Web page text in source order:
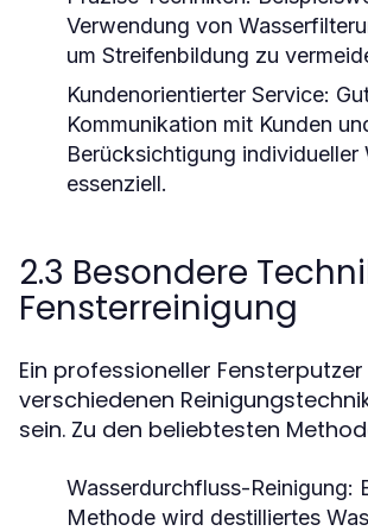
Verwendung von
um Streifenbildung zu
Kundenorientierter Service:
Kommunikation mit Kunden
Berücksichtigung individueller
essenziell.
2.3 Besondere
Fensterreinigung
Ein professioneller
verschiedenen
sein. Zu den beliebtesten
Wasserdurchfluss-Reinigung:
Methode wird destilliertes